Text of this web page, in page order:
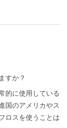
すか？
的に使用している
国のアメリカやス
ロスを使うことは